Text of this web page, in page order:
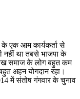
के एक आम कार्यकर्ता से
था तबसे भाजपा के
समाज के लोग बहुत कम
अहन योगदान रहा।
में संतोष गंगवार के चुनाव